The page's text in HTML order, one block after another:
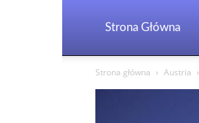
Strona Główna
Strona główna Austria